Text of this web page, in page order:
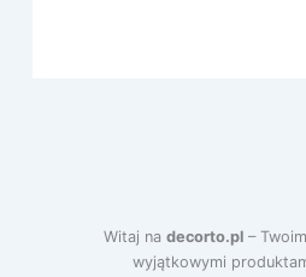
Witaj na decorto.pl –
wyjątkowymi